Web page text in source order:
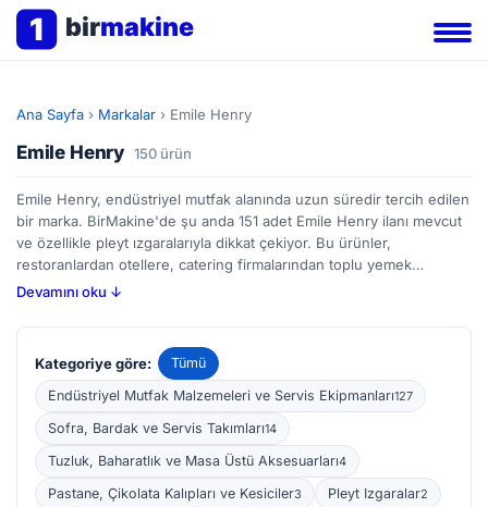
1 birmakine
Ana Sayfa › Markalar › Emile Henry
Emile Henry 150 ürün
Emile Henry, endüstriyel mutfak alanında uzun süredir tercih edilen
bir marka. BirMakine'de şu anda 151 adet Emile Henry ilanı mevcut
ve özellikle pleyt ızgaralarıyla dikkat çekiyor. Bu ürünler,
restoranlardan otellere, catering firmalarından toplu yemek
hazırlayan işletmelere kadar geniş bir kullanım alanına sahip. Pleyt
kontrollü kızartılması için idealdir. Emile Henry'nin sunduğu bu
ekipmanlar, ısıyı homojen dağıtarak lezzetli ve tutarlı sonuçlar elde
etmenizi mümkün kılar. Alıcılar, dayanıklılık, yüzey özellikleri
(yapışmazlık gibi) ve farklı boyut seçeneklerini değerlendirerek
ihtiyaçlarına en uygun modeli seçebilirler. BirMakine platformu
üzerinden yeni ve ikinci el ilanları karşılaştırarak bütçenize uygun
bir Emile Henry ürünü bulabilirsiniz.
Devamını oku ↓
Kategoriye göre:
Tümü
Endüstriyel Mutfak Malzemeleri ve Servis Ekipmanları127
Sofra, Bardak ve Servis Takımları14
Tuzluk, Baharatlık ve Masa Üstü Aksesuarları4
Pastane, Çikolata Kalıpları ve Kesiciler3 Pleyt Izgaralar2